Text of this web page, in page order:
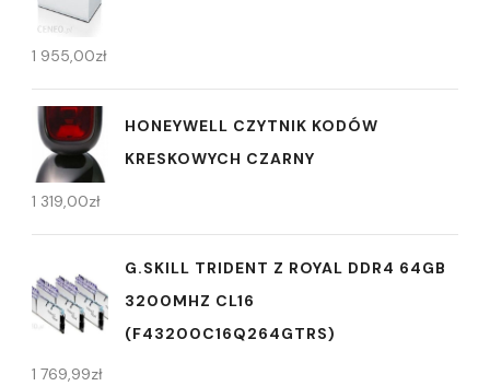
1 955,00zł
HONEYWELL CZYTNIK KODÓW
KRESKOWYCH CZARNY
1 319,00zł
G.SKILL TRIDENT Z ROYAL DDR4 64GB
3200MHZ CL16
(F43200C16Q264GTRS)
1 769,99zł